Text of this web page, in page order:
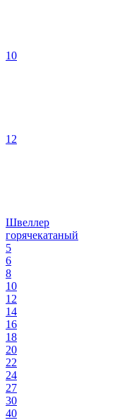
10
12
Швеллер
горячекатаный
5
6
8
10
12
14
16
18
20
22
24
27
30
40